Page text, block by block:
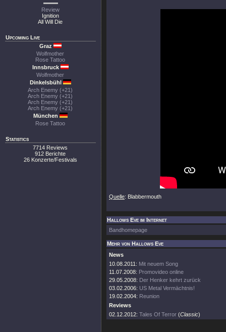
Review
Ignition
All Will Die
Upcoming Live
Graz
Wolfmother
Rose Tattoo
Innsbruck
Wolfmother
Dinkelsbühl
Arch Enemy (+21)
Arch Enemy (+21)
Arch Enemy (+21)
Arch Enemy (+21)
München
Rose Tattoo
Statistics
7714 Reviews
912 Berichte
26 Konzerte/Festivals
Quelle: Blabbermouth
Hallows Eve im Internet
Bandhomepage
Mehr von Hallows Eve
News
10.08.2011: Mit neuem Song
11.07.2008: Promovideo online
29.05.2008: Der Henker kehrt zurück
03.02.2006: US Metal Vermächtnis!
19.02.2004: Reunion
Reviews
02.12.2012: Tales Of Terror (Classic)